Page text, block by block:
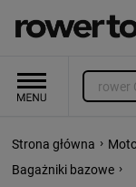
Strona główna ›
Bagażniki bazowe ›